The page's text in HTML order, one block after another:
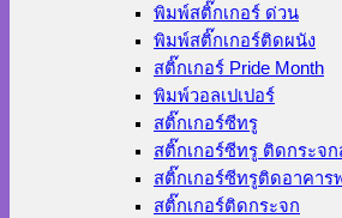
พิมพ์สติ๊กเกอร์ ด่วน
พิมพ์สติ๊กเกอร์ติดผนัง
สติ๊กเกอร์ Pride Month
พิมพ์วอลเปเปอร์
สติ๊กเกอร์ซีทรู
สติ๊กเกอร์ซีทรู ติดกระจ
สติ๊กเกอร์ซีทรูติดอาคา
สติ๊กเกอร์ติดกระจก